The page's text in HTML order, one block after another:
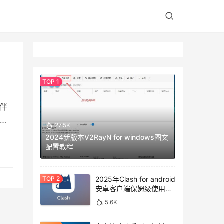
27.5K
2024新版本V2RayN for windows图文
配置教程
2025年Clash for android
安卓客户端保姆级使用教
程
5.6K